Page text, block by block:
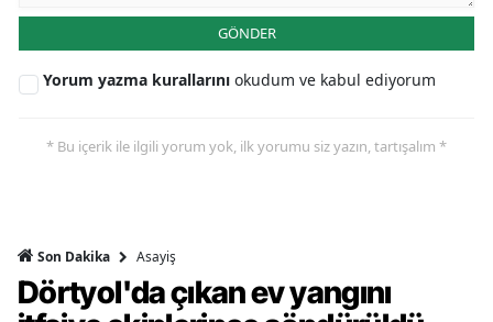
GÖNDER
Yorum yazma kurallarını okudum ve kabul ediyorum
* Bu içerik ile ilgili yorum yok, ilk yorumu siz yazın, tartışalım *
Son Dakika Asayiş
Dörtyol'da çıkan ev yangını